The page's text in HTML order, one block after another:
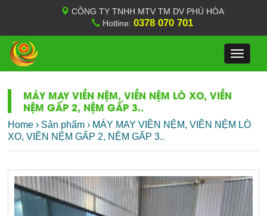
CÔNG TY TNHH MTV TM DV PHÚ HÒA
Hotline: 0378 070 701
Toggle
MÁY MAY VIỀN NỆM, VIỀN NỆM LÒ XO, VIỀN
NỆM GẤP 2, NỆM GẤP 3..
Home › Sản phẩm › MÁY MAY VIỀN NỆM, VIỀN NỆM LÒ
XO, VIỀN NỆM GẤP 2, NỆM GẤP 3..